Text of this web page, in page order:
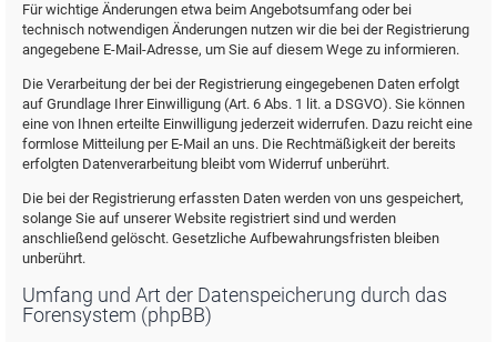
Für wichtige Änderungen etwa beim Angebotsumfang oder bei
technisch notwendigen Änderungen nutzen wir die bei der Registrierung
angegebene E-Mail-Adresse, um Sie auf diesem Wege zu informieren.
Die Verarbeitung der bei der Registrierung eingegebenen Daten erfolgt
auf Grundlage Ihrer Einwilligung (Art. 6 Abs. 1 lit. a DSGVO). Sie können
eine von Ihnen erteilte Einwilligung jederzeit widerrufen. Dazu reicht eine
formlose Mitteilung per E-Mail an uns. Die Rechtmäßigkeit der bereits
erfolgten Datenverarbeitung bleibt vom Widerruf unberührt.
Die bei der Registrierung erfassten Daten werden von uns gespeichert,
solange Sie auf unserer Website registriert sind und werden
anschließend gelöscht. Gesetzliche Aufbewahrungsfristen bleiben
unberührt.
Umfang und Art der Datenspeicherung durch das
Forensystem (phpBB)